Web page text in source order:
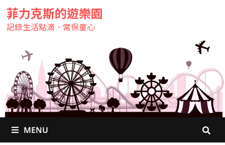
菲力克斯的遊樂園
記錄生活點滴．常保童心
MENU